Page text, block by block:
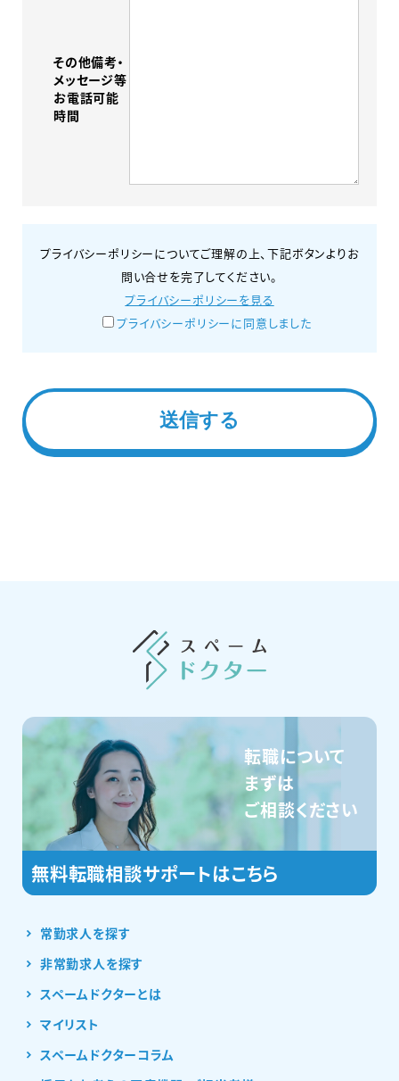
その他備考・
メッセージ等
お電話可能
時間
プライバシーポリシーについてご理解の上、下記ボタンよりお
問い合せを完了してください。
プライバシーポリシーを見る
プライバシーポリシーに同意しました
常勤求人を探す
非常勤求人を探す
スペームドクターとは
マイリスト
スペームドクターコラム
転職について
まずは
ご相談ください